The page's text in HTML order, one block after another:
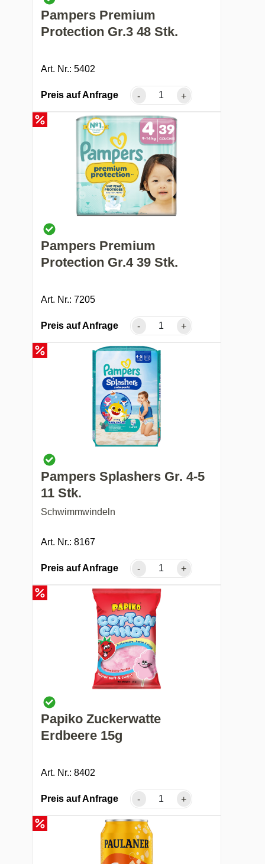
Pampers Premium
Protection Gr.3 48 Stk.
Art. Nr.: 5402
Preis auf Anfrage - +
Pampers Premium
Protection Gr.4 39 Stk.
Art. Nr.: 7205
Preis auf Anfrage - +
Pampers Splashers Gr. 4-5
11 Stk.
Schwimmwindeln
Art. Nr.: 8167
Preis auf Anfrage - +
Papiko Zuckerwatte
Erdbeere 15g
Art. Nr.: 8402
Preis auf Anfrage - +